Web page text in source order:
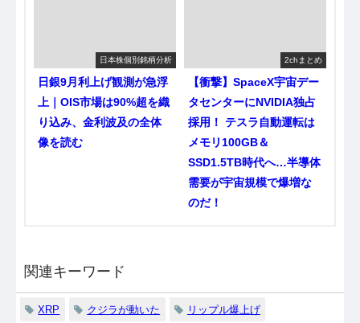
日本株個別銘柄分析
日銀9月利上げ観測が急浮
上｜OIS市場は90%超を織
り込み、金利波及の全体
像を読む
2chまとめ
【衝撃】SpaceX宇宙デー
タセンターにNVIDIA独占
採用！ テスラ自動運転は
メモリ100GB＆
SSD1.5TB時代へ…半導体
需要が宇宙規模で爆増な
のだ！
関連キーワード
XRP クジラが動いた リップル爆上げ